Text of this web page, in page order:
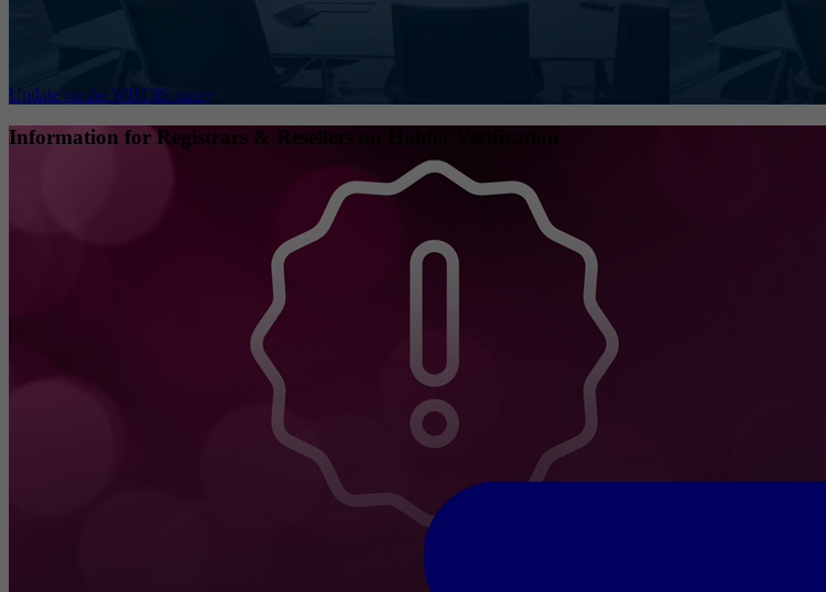
Update on the WHOIS query
Information for Registrars & Resellers on Holder Verification